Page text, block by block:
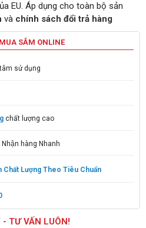
EU. Áp dụng cho toàn bộ sản
và chính sách đổi trả hàng
SẮM ONLINE
sử dụng
chất lượng cao
Nhận hàng Nhanh
Chất Lượng Theo Tiêu Chuẩn
- TƯ VẤN LUÔN!